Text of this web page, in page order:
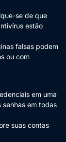
se de que
estão
falsas podem
ou com
em uma
senhas em todas
suas contas